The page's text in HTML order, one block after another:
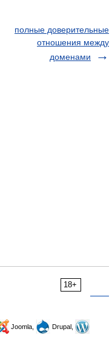
полные доверительные
отношения между
доменами
18+
Joomla,
Drupal,